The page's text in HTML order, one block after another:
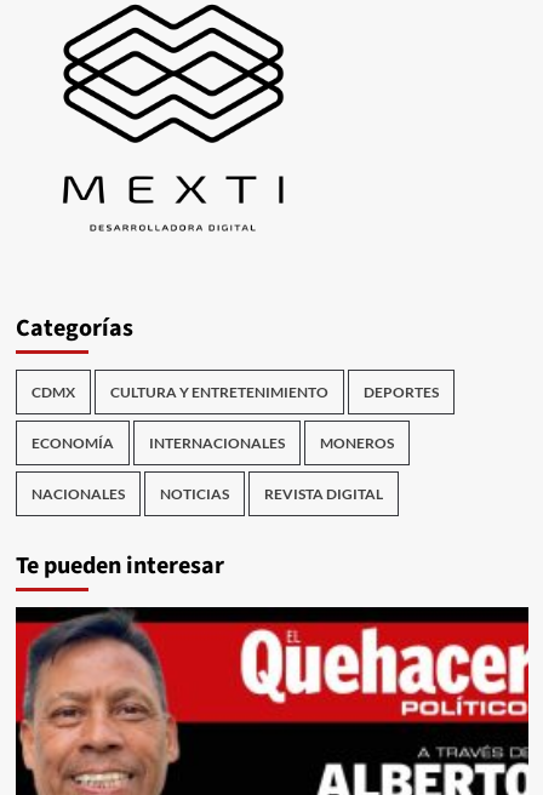
Categorías
CDMX CULTURA Y ENTRETENIMIENTO DEPORTES
ECONOMÍA INTERNACIONALES MONEROS
NACIONALES NOTICIAS REVISTA DIGITAL
Te pueden interesar